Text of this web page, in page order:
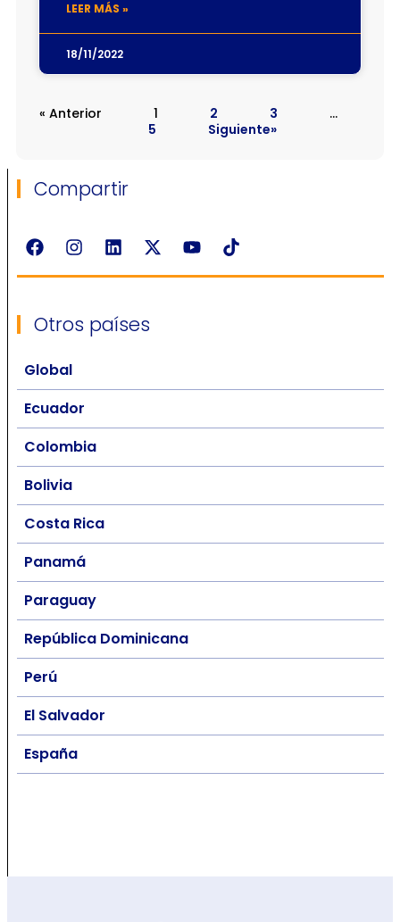
LEER MÁS »
18/11/2022
« Anterior 1 2 3
…
5
Siguiente»
Compartir
Otros países
Global
Ecuador
Colombia
Bolivia
Costa Rica
Panamá
Paraguay
República Dominicana
Perú
El Salvador
España